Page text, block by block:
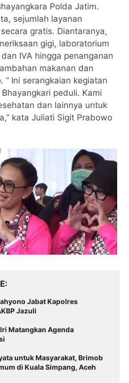
Polda Jatim.
sejumlah layanan
gratis. Diantaranya,
gigi, laboratorium
IVA hingga penanganan
makanan dan
“ Ini serangkaian kegiatan
peduli. Kami
dan lainnya untuk
kata Juliati Sigit Prabowo
Jabat Kapolres
Jazuli
Matangkan Agenda
untuk Masyarakat, Brimob
di Kuala Simpang, Aceh